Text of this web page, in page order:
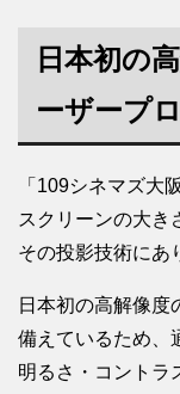
日本初の
ーザープ
「109シネマズ大
スクリーンの大き
その投影技術にあ
日本初の高解像度
備えているため、
明るさ・コントラ